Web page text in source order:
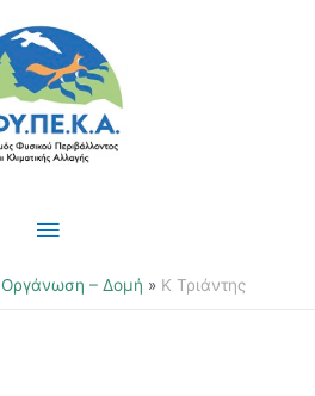
Κύριο
Μενού
Οργάνωση – Δομή Κ Τριάντης